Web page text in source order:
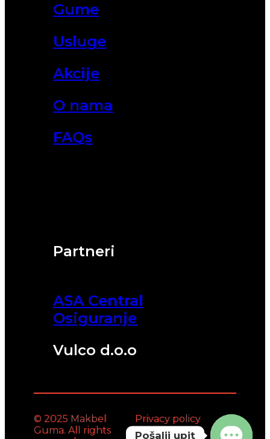
Partneri
ASA Central
Osiguranje
Vulco d.o.o
Gume
Usluge
Akcije
O nama
FAQs
© 2025 Makbel
Guma. All rights
Privacy policy
Pošalji upit